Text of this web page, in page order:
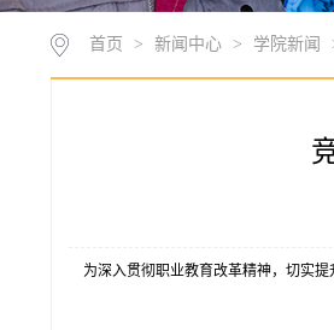
首页 > 新闻中心 > 学院新闻
为深入贯彻职业教育改革精神，切实提